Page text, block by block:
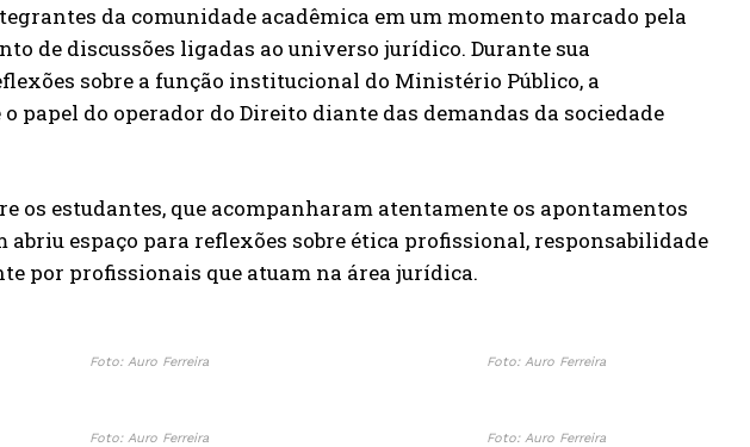
da comunidade acadêmica em um momento marcado pela
de discussões ligadas ao universo jurídico. Durante sua
sobre a função institucional do Ministério Público, a
papel do operador do Direito diante das demandas da sociedade
os estudantes, que acompanharam atentamente os apontamentos
espaço para reflexões sobre ética profissional, responsabilidade
por profissionais que atuam na área jurídica.
Foto: Auro Ferreira Foto: Auro Ferreira
Foto: Auro Ferreira Foto: Auro Ferreira